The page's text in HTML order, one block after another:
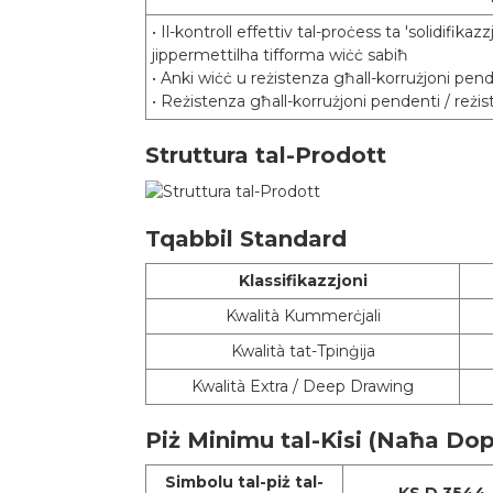
• Il-kontroll effettiv tal-proċess ta
jippermettilha tifforma wiċċ sabiħ
• Anki wiċċ u reżistenza għall-korrużjoni
• Reżistenza għall-korrużjoni pendenti /
Struttura tal-Prodott
Tqabbil Standard
Klassifikazzjoni
Kwalità Kummerċjali
Kwalità tat-Tpinġija
Kwalità Extra / Deep Drawing
Piż Minimu tal-Kisi (Naħa
Simbolu tal-piż tal-
Gradi
Piż tal-kisi
Ħxuna
Wara t-Trattament
Trattament minn qabel Għall-Pittura
MOQ
Dijametru ta 'ġewwa tal-kolja
Status ta' Kunsinna